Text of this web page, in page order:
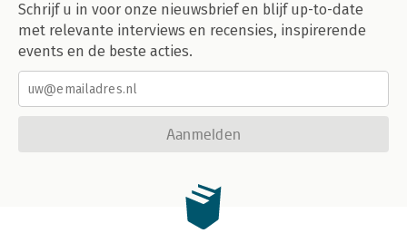
Schrijf u in voor onze nieuwsbrief en blijf up-to-date
met relevante interviews en recensies, inspirerende
events en de beste acties.
Aanmelden